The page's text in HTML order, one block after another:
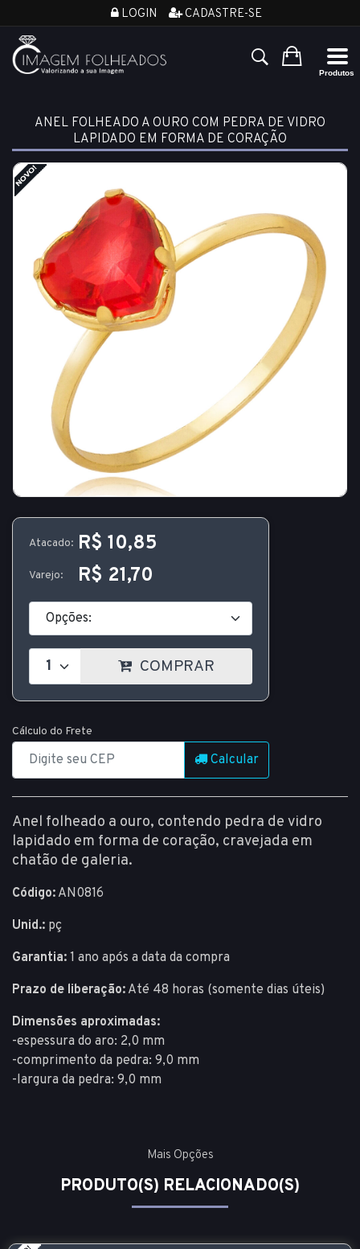
LOGIN CADASTRE-SE
ANEL FOLHEADO A OURO COM PEDRA DE VIDRO
LAPIDADO EM FORMA DE CORAÇÃO
Atacado: R$ 10,85
Varejo: R$ 21,70
COMPRAR
Cálculo do Frete
Calcular
Anel folheado a ouro, contendo pedra de vidro
lapidado em forma de coração, cravejada em
chatão de galeria.
Código: AN0816
Unid.: pç
Garantia: 1 ano após a data da compra
Prazo de liberação: Até 48 horas (somente dias úteis)
Dimensões aproximadas:
-espessura do aro: 2,0 mm
-comprimento da pedra: 9,0 mm
-largura da pedra: 9,0 mm
Mais Opções
PRODUTO(S) RELACIONADO(S)